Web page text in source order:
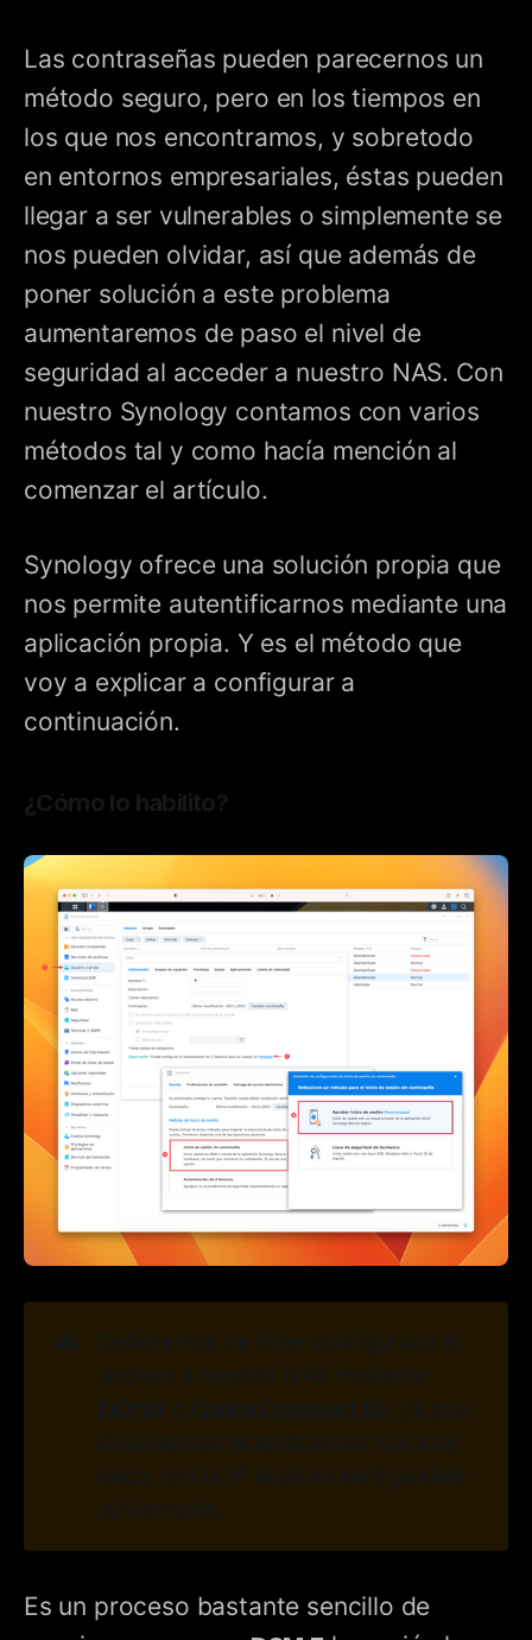
Las contraseñas pueden parecernos un
método seguro, pero en los tiempos en
los que nos encontramos, y sobretodo
en entornos empresariales, éstas pueden
llegar a ser vulnerables o simplemente se
nos pueden olvidar, así que además de
poner solución a este problema
aumentaremos de paso el nivel de
seguridad al acceder a nuestro NAS. Con
nuestro Synology contamos con varios
métodos tal y como hacía mención al
comenzar el artículo.
Synology ofrece una solución propia que
nos permite autentificarnos mediante una
aplicación propia. Y es el método que
voy a explicar a configurar a
continuación.
¿Cómo lo habilito?
⚠️
Deberemos de tener configurado el
acceso a nuestro NAS mediante
DDNS o QuickConnect ID, ya que
si queremos autenticarnos fuera de
casa, con la IP local no será posible
obviamente.
Es un proceso bastante sencillo de